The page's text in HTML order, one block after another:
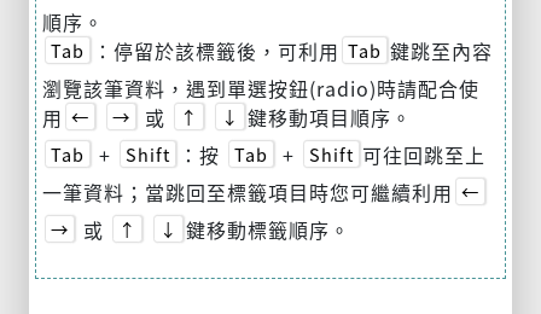
順序。
Tab ：停留於該標籤後，可利用 Tab 鍵跳至內容
瀏覽該筆資料，遇到單選按鈕(radio)時請配合使
用 ← → 或 ↑ ↓ 鍵移動項目順序。
Tab + Shift ：按 Tab + Shift 可往回跳至上
一筆資料；當跳回至標籤項目時您可繼續利用 ←
→
或 ↑ ↓ 鍵移動標籤順序。